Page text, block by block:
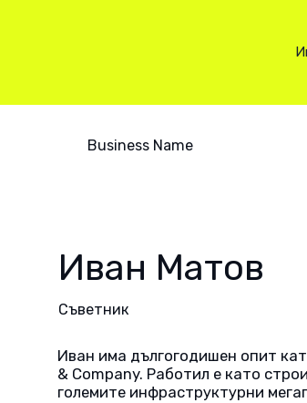
Business Name
Иван Матов
Съветник
Иван има дългогодишен опит
& Company. Работил е като
големите инфраструктурни